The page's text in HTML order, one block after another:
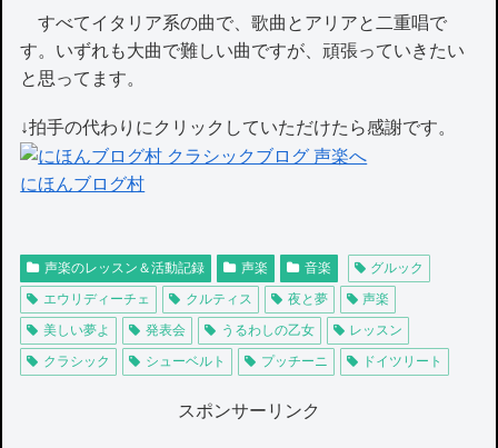
すべてイタリア系の曲で、歌曲とアリアと二重唱で
す。いずれも大曲で難しい曲ですが、頑張っていきたい
と思ってます。
↓拍手の代わりにクリックしていただけたら感謝です。
にほんブログ村
声楽のレッスン＆活動記録 声楽 音楽
グルック
エウリディーチェ
クルティス 夜と夢
声楽
美しい夢よ
発表会 うるわしの乙女
レッスン
クラシック
シューベルト プッチーニ ドイツリート
スポンサーリンク